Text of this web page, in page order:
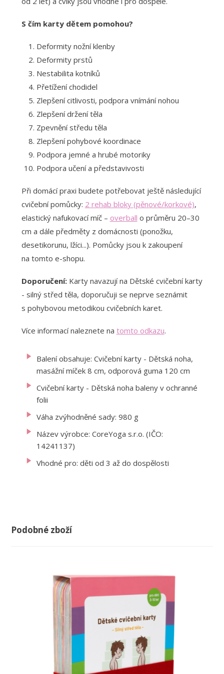
S čím karty dětem pomohou?
Deformity nožní klenby
Deformity prstů
Nestabilita kotníků
Přetížení chodidel
Zlepšení citlivosti, podpora vnímání nohou
Zlepšení držení těla
Zpevnění středu těla
Zlepšení pohybové koordinace
Podpora jemné a hrubé motoriky
Podpora učení a představivosti
Při domácí praxi budete potřebovat ještě následující
cvičební pomůcky: 2 rehab bloky (pěnové/korkové),
elastický nafukovací míč – overball o průměru 20–30
cm a dále předměty z domácnosti (ponožku,
desetikorunu, lžíci...). Pomůcky jsou k zakoupení
na tomto e-shopu.
Doporučení:Karty navazují na Dětské cvičební karty
- silný střed těla, doporučuji se neprve seznámit
s pohybovou metodikou cvičebních karet.
Více informací naleznete na tomto odkazu.
Balení obsahuje: Cvičební karty - Dětská noha,
masážní míček 8 cm, odporová guma 120 cm
Cvičební karty - Dětská noha baleny v ochranné
folii
Váha zvýhodněné sady: 980 g
Název výrobce: CoreYoga s.r.o. (IČO:
14241137)
Vhodné pro: děti od 3 až do dospělosti
Podobné zboží